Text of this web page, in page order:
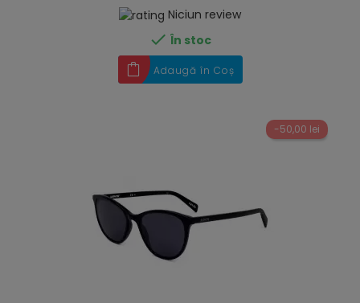
Niciun review
 În stoc
Adaugă în Coș
-50,00 lei